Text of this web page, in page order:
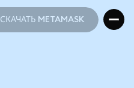
СКАЧАТЬ METAMASK